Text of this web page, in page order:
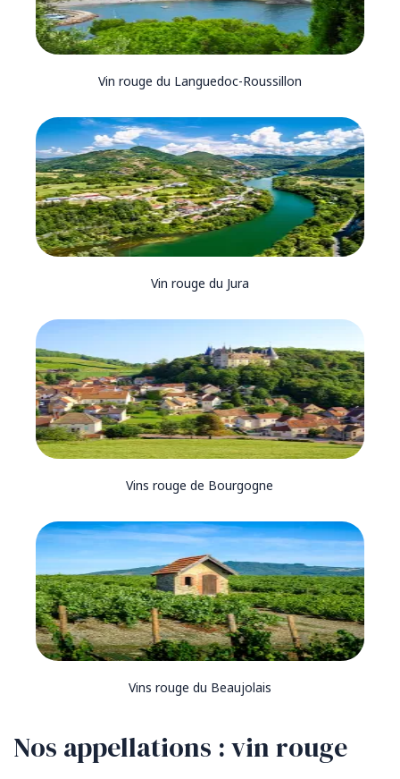
Vin rouge du Languedoc-Roussillon
Vin rouge du Jura
Vins rouge de Bourgogne
Vins rouge du Beaujolais
Nos appellations : vin rouge